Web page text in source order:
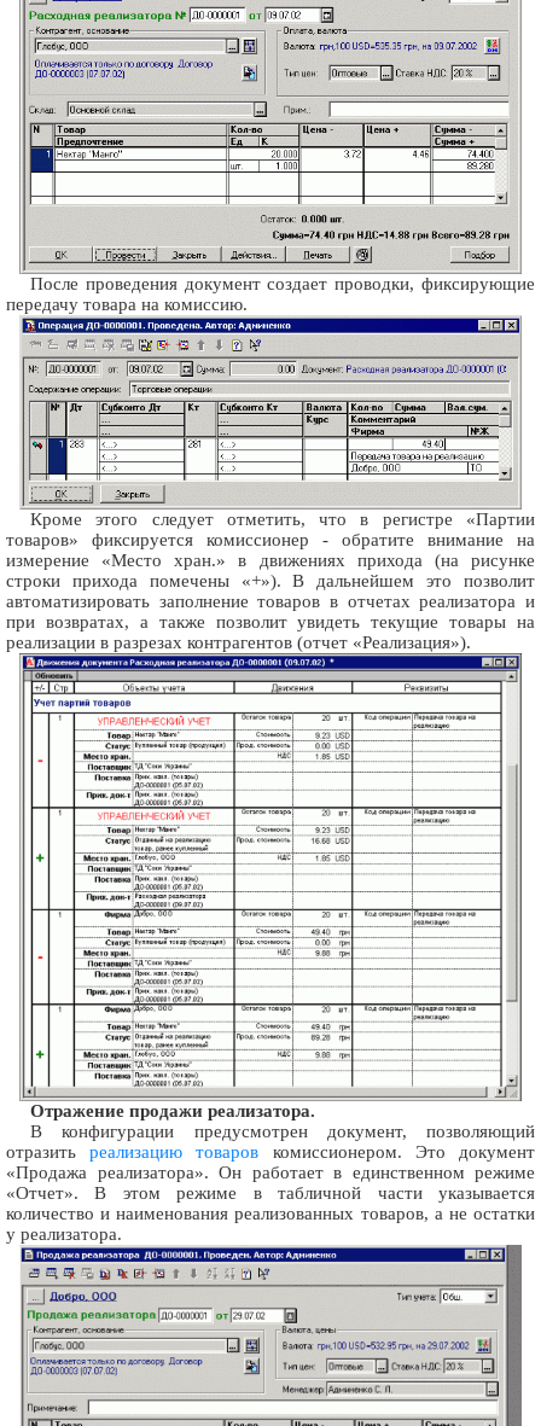
После проведения документ создает проводки, фиксирующие
передачу товара на комиссию.
Кроме этого следует отметить, что в регистре «Партии
товаров» фиксируется комиссионер - обратите внимание на
измерение «Место хран.» в движениях прихода (на рисунке
строки прихода помечены «+»). В дальнейшем это позволит
автоматизировать заполнение товаров в отчетах реализатора и
при возвратах, а также позволит увидеть текущие товары на
реализации в разрезах контрагентов (отчет «Реализация»).
Отражение продажи реализатора.
В конфигурации предусмотрен документ, позволяющий
отразитьреализацию товаров комиссионером. Это документ
«Продажа реализатора». Он работает в единственном режиме
«Отчет». В этом режиме в табличной части указывается
количество и наименования реализованных товаров, а не остатки
у реализатора.